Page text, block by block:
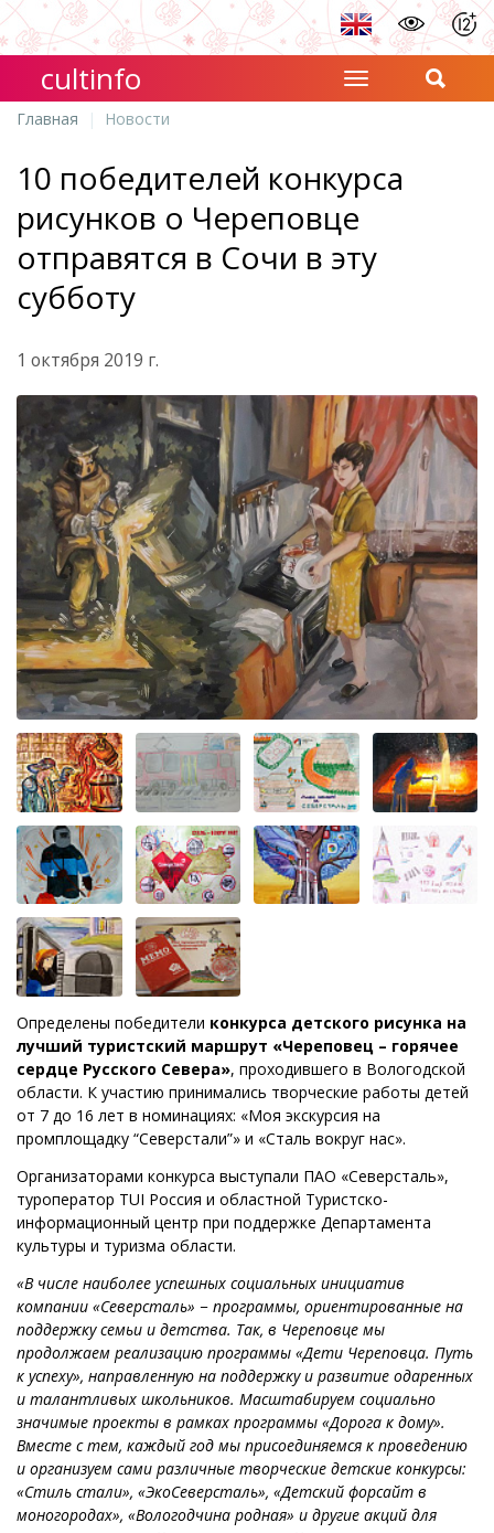
cultinfo
Главная Новости
10 победителей конкурса
рисунков о Череповце
отправятся в Сочи в эту
субботу
1 октября 2019 г.
Определены победители конкурса детского рисунка на
лучший туристский маршрут «Череповец – горячее
сердце Русского Севера», проходившего в Вологодской
области. К участию принимались творческие работы детей
от 7 до 16 лет в номинациях: «Моя экскурсия на
промплощадку “Северстали”» и «Сталь вокруг нас».
Организаторами конкурса выступали ПАО «Северсталь»,
туроператор TUI Россия и областной Туристско-
информационный центр при поддержке Департамента
культуры и туризма области.
«В числе наиболее успешных социальных инициатив
компании «Северсталь» − программы, ориентированные на
поддержку семьи и детства. Так, в Череповце мы
продолжаем реализацию программы «Дети Череповца. Путь
к успеху», направленную на поддержку и развитие одаренных
и талантливых школьников. Масштабируем социально
значимые проекты в рамках программы «Дорога к дому».
Вместе с тем, каждый год мы присоединяемся к проведению
и организуем сами различные творческие детские конкурсы:
«Стиль стали», «ЭкоСеверсталь», «Детский форсайт в
моногородах», «Вологодчина родная» и другие акций для